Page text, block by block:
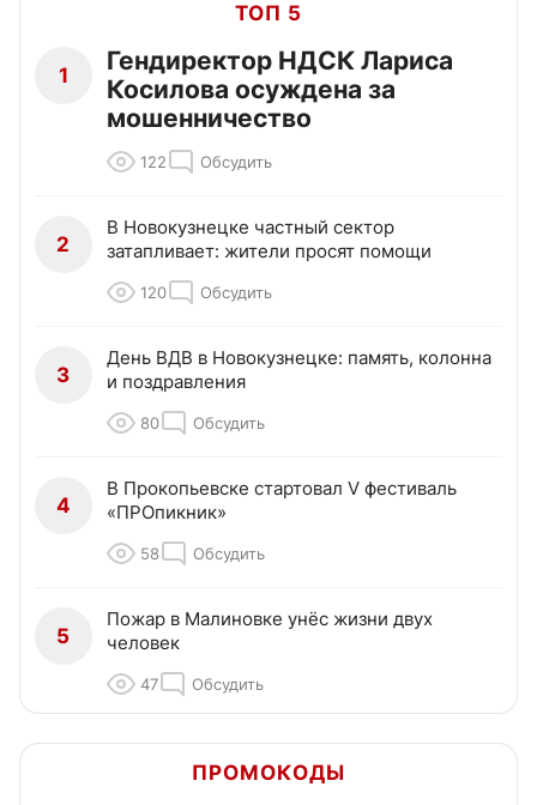
ТОП 5
1
Гендиректор НДСК Лариса
Косилова осуждена за
мошенничество
122 Обсудить
2
В Новокузнецке частный сектор
затапливает: жители просят помощи
120 Обсудить
3
День ВДВ в Новокузнецке: память, колонна
и поздравления
80 Обсудить
4
В Прокопьевске стартовал V фестиваль
«ПРОпикник»
58 Обсудить
5
Пожар в Малиновке унёс жизни двух
человек
47 Обсудить
ПРОМОКОДЫ